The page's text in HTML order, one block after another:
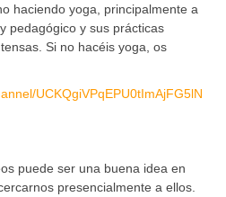
haciendo yoga, principalmente a
pedagógico y sus prácticas
Si no hacéis yoga, os
UCKQgiVPqEPU0tImAjFG5lN
puede ser una buena idea en
presencialmente a ellos.